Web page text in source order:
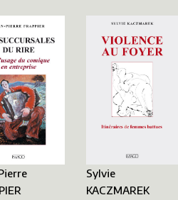
Sylvie
KACZMAREK